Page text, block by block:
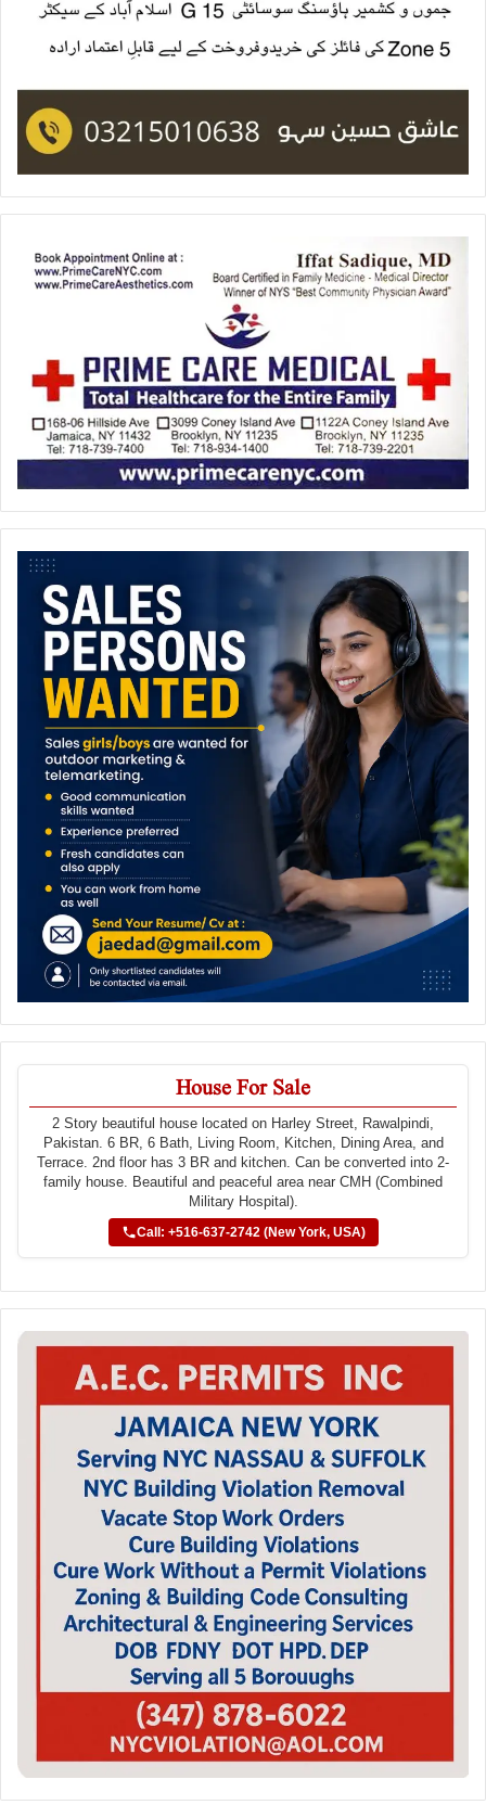
House For Sale
2 Story beautiful house located on Harley Street, Rawalpindi,
Pakistan. 6 BR, 6 Bath, Living Room, Kitchen, Dining Area, and
Terrace. 2nd floor has 3 BR and kitchen. Can be converted into 2-
family house. Beautiful and peaceful area near CMH (Combined
Military Hospital).
Call: +516-637-2742 (New York, USA)